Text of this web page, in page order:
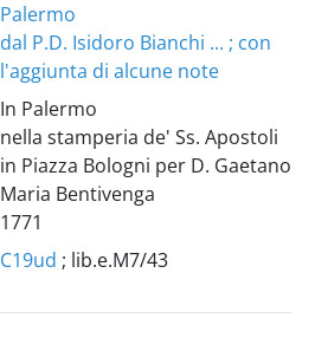
Palermo
dal P.D. Isidoro Bianchi ... ; con
l'aggiunta di alcune note
In Palermo
nella stamperia de' Ss. Apostoli
in Piazza Bologni per D. Gaetano
Maria Bentivenga
1771
C19ud ; lib.e.M7/43